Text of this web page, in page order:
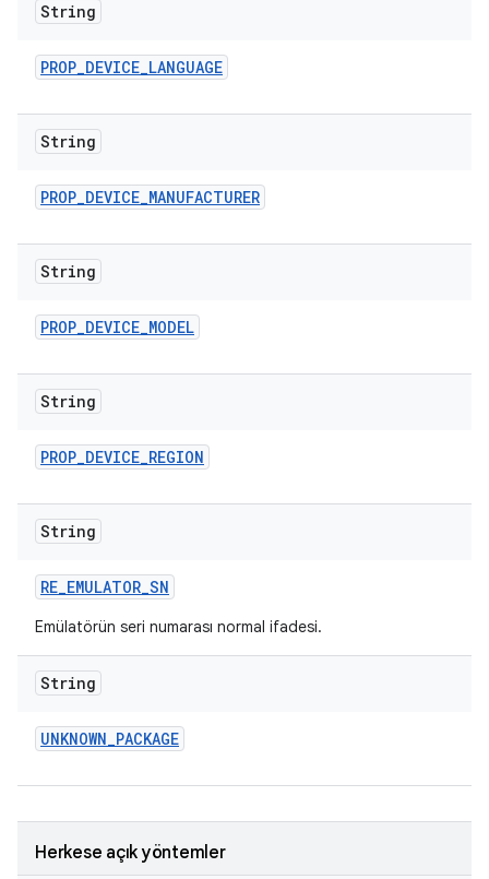
String
PROP_DEVICE_LANGUAGE
String
PROP_DEVICE_MANUFACTURER
String
PROP_DEVICE_MODEL
String
PROP_DEVICE_REGION
String
RE_EMULATOR_SN
Emülatörün seri numarası normal ifadesi.
String
UNKNOWN_PACKAGE
Herkese açık yöntemler